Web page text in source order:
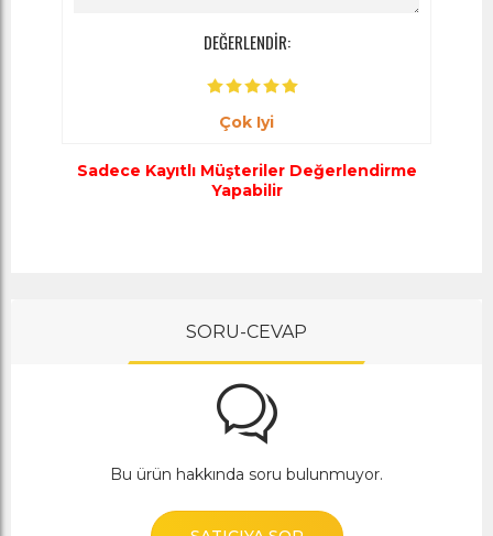
DEĞERLENDİR:
Çok Iyi
Sadece Kayıtlı Müşteriler Değerlendirme
Yapabilir
SORU-CEVAP
Bu ürün hakkında soru bulunmuyor.